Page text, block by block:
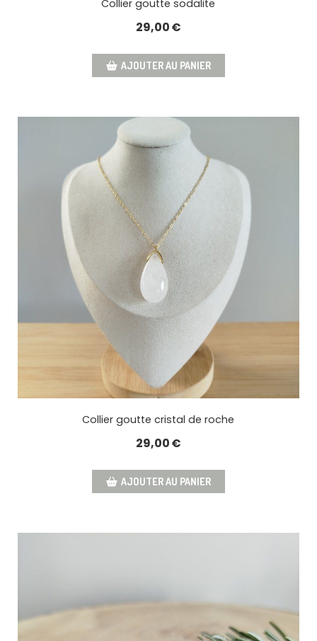
Collier goutte sodalite
29,00€
AJOUTER AU PANIER
Collier goutte cristal de roche
29,00€
AJOUTER AU PANIER